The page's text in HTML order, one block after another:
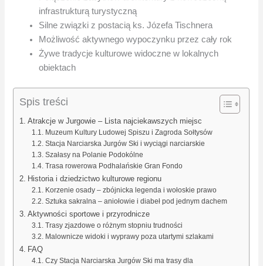
infrastrukturą turystyczną
Silne związki z postacią ks. Józefa Tischnera
Możliwość aktywnego wypoczynku przez cały rok
Żywe tradycje kulturowe widoczne w lokalnych
obiektach
Spis treści
Atrakcje w Jurgowie – Lista najciekawszych miejsc
Muzeum Kultury Ludowej Spiszu i Zagroda Sołtysów
Stacja Narciarska Jurgów Ski i wyciągi narciarskie
Szałasy na Polanie Podokólne
Trasa rowerowa Podhalańskie Gran Fondo
Historia i dziedzictwo kulturowe regionu
Korzenie osady – zbójnicka legenda i wołoskie prawo
Sztuka sakralna – aniołowie i diabeł pod jednym dachem
Aktywności sportowe i przyrodnicze
Trasy zjazdowe o różnym stopniu trudności
Malownicze widoki i wyprawy poza utartymi szlakami
FAQ
Czy Stacja Narciarska Jurgów Ski ma trasy dla